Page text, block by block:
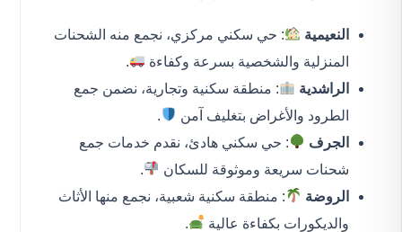
النعيمية
: حي سكني مركزي، نجمع منه الشحنات
المنزلية والشخصية بسرعة وكفاءة
.
الراشدية
: منطقة سكنية وتجارية، نضمن جمع
الطرود والأغراض بتغليف آمن
.
الجرف
: حي سكني هادئ، نقدم خدمات جمع
شحنات سريعة وموثوقة للسكان
.
الروضة
: منطقة سكنية شعبية، نجمع منها الأثاث
والديكورات بكفاءة عالية
.